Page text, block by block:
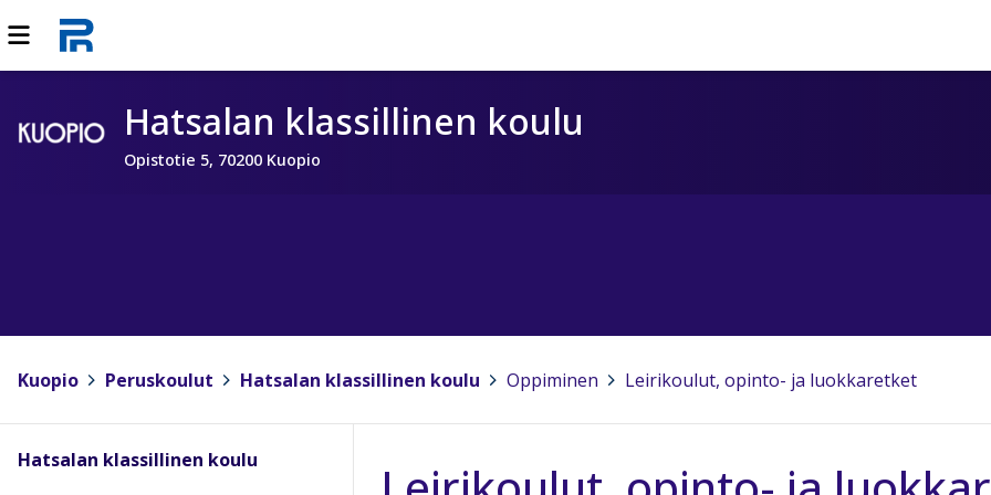
Hatsalan klassillinen koulu
Opistotie 5, 70200 Kuopio
Kuopio Peruskoulut Hatsalan klassillinen koulu Oppiminen Leirikoulut, opinto- ja luokkaretket
Hatsalan klassillinen koulu